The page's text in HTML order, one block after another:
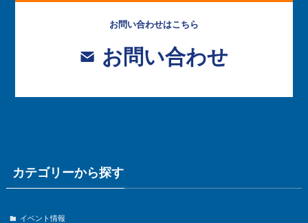
お問い合わせはこちら
お問い合わせ
カテゴリーから探す
イベント情報